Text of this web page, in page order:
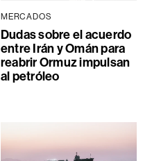
MERCADOS
Dudas sobre el acuerdo
entre Irán y Omán para
reabrir Ormuz impulsan
al petróleo